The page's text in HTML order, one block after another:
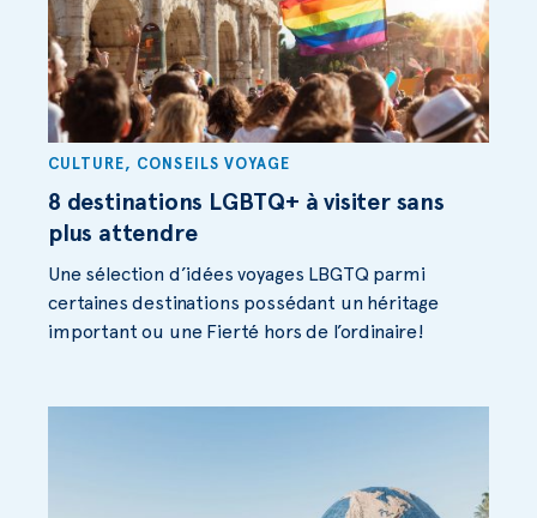
CULTURE, CONSEILS VOYAGE
8 destinations LGBTQ+ à visiter sans
plus attendre
Une sélection d’idées voyages LBGTQ parmi
certaines destinations possédant un héritage
important ou une Fierté hors de l’ordinaire!